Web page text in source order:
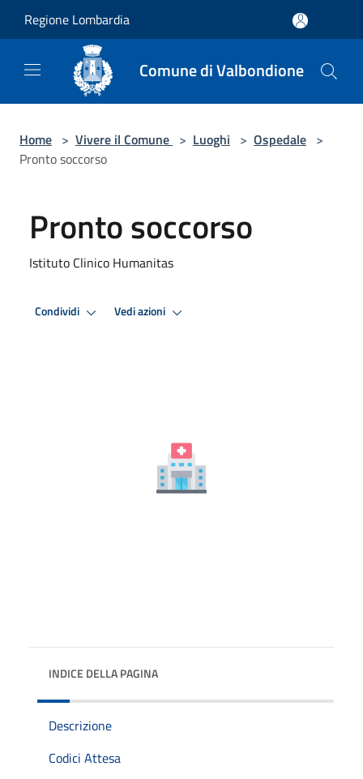
Regione Lombardia
Comune di Valbondione
Home > Vivere il Comune > Luoghi > Ospedale >
Pronto soccorso
Pronto soccorso
Istituto Clinico Humanitas
Condividi Vedi azioni
INDICE DELLA PAGINA
Descrizione
Codici Attesa